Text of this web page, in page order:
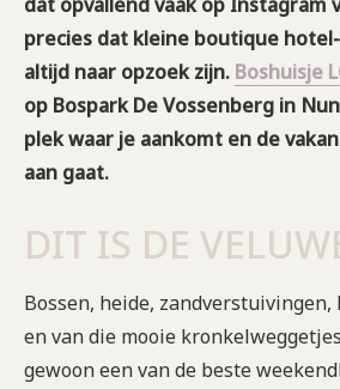
precies dat kleine boutique
altijd naar opzoek zijn. Boshuisje
op Bospark De Vossenberg in
plek waar je aankomt en de
aan gaat.
DIT IS DE
Bossen, heide,
en van die mooie
gewoon een van de beste